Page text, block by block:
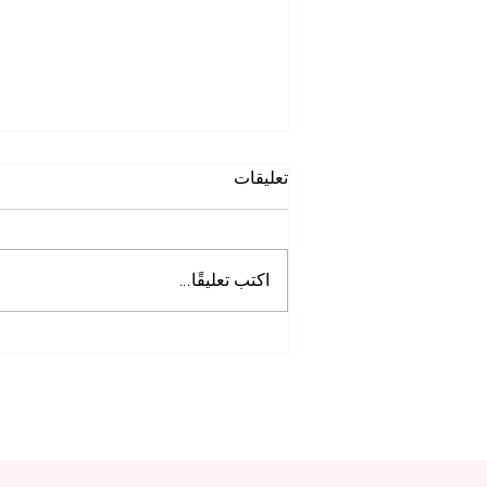
تعليقات
اكتب تعليقًا...